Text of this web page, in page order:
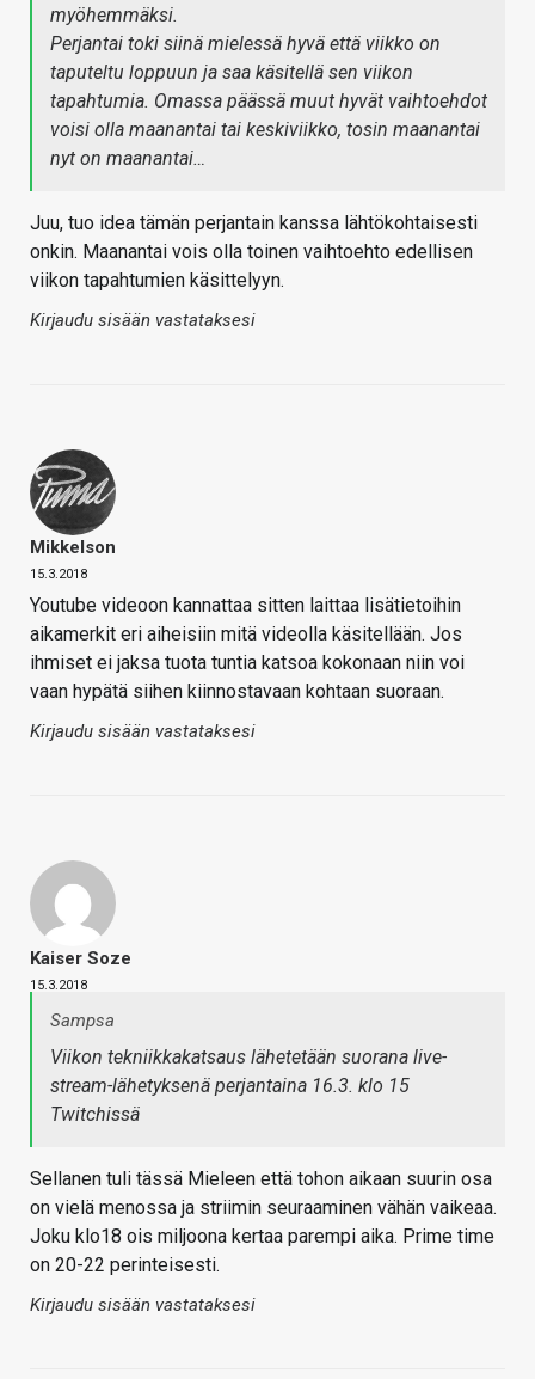
myöhemmäksi.
Perjantai toki siinä mielessä hyvä että viikko on
taputeltu loppuun ja saa käsitellä sen viikon
tapahtumia. Omassa päässä muut hyvät vaihtoehdot
voisi olla maanantai tai keskiviikko, tosin maanantai
nyt on maanantai…
Juu, tuo idea tämän perjantain kanssa lähtökohtaisesti
onkin. Maanantai vois olla toinen vaihtoehto edellisen
viikon tapahtumien käsittelyyn.
Kirjaudu sisään vastataksesi
Mikkelson
15.3.2018
Youtube videoon kannattaa sitten laittaa lisätietoihin
aikamerkit eri aiheisiin mitä videolla käsitellään. Jos
ihmiset ei jaksa tuota tuntia katsoa kokonaan niin voi
vaan hypätä siihen kiinnostavaan kohtaan suoraan.
Kirjaudu sisään vastataksesi
Kaiser Soze
15.3.2018
Sampsa
Viikon tekniikkakatsaus lähetetään suorana live-
stream-lähetyksenä perjantaina 16.3. klo 15
Twitchissä
Sellanen tuli tässä Mieleen että tohon aikaan suurin osa
on vielä menossa ja striimin seuraaminen vähän vaikeaa.
Joku klo18 ois miljoona kertaa parempi aika. Prime time
on 20-22 perinteisesti.
Kirjaudu sisään vastataksesi